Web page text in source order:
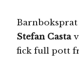
Barnboksprat
Stefan Casta
fick full pott